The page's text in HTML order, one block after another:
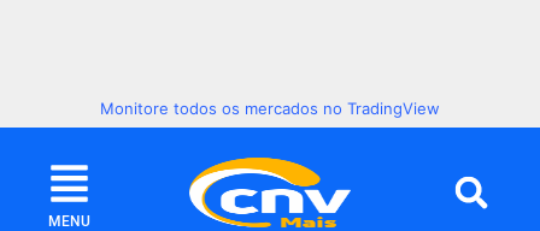
Monitore todos os mercados no TradingView
MENU